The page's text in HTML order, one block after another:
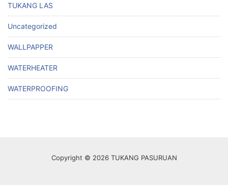
TUKANG LAS
Uncategorized
WALLPAPPER
WATERHEATER
WATERPROOFING
Copyright © 2026 TUKANG PASURUAN